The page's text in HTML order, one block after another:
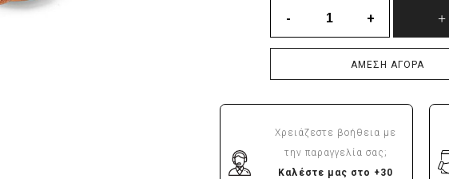
ΆΜΕΣΗ ΑΓΟΡΆ
Χρειάζεστε βοήθεια με
την παραγγελία σας;
Καλέστε μας στο +30